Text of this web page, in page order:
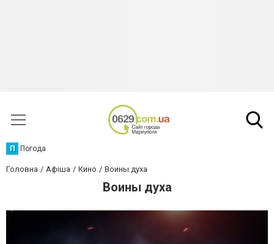
П Погода
Головна Афіша Кино Воины духа
Воины духа